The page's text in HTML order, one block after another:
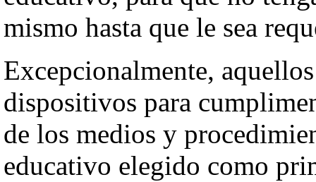
mismo hasta que le sea
Excepcionalmente,
dispositivos para
de los medios y
educativo elegido como